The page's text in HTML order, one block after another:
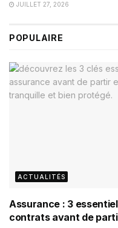
JUILLET 27, 2026
POPULAIRE
ACTUALITÉS
Assurance : 3
contrats avant de